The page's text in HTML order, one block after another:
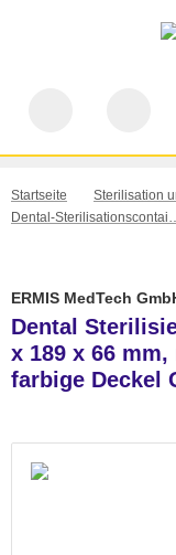
Startseite Sterilisation
Dental-
ERMIS MedTech
Dental
x 189 x 66
farbige Deckel